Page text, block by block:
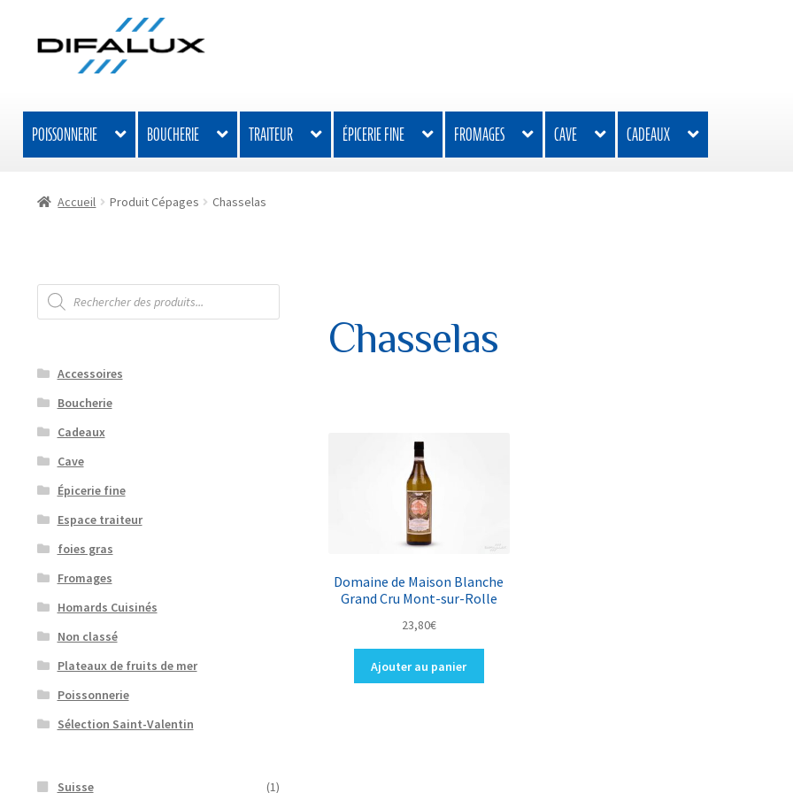
à
au
contenu
POISSONNERIE BOUCHERIE TRAITEUR ÉPICERIE FINE FROMAGES CAVE CADEAUX
Accueil Produit Cépages Chasselas
Chasselas
Domaine de Maison Blanche
Grand Cru Mont-sur-Rolle
23,80€
Ajouter au panier
Recherche
de
produits
Accessoires
Boucherie
Cadeaux
Cave
Épicerie fine
Espace traiteur
foies gras
Fromages
Homards Cuisinés
Non classé
Plateaux de fruits de mer
Poissonnerie
Sélection Saint-Valentin
Suisse (1)